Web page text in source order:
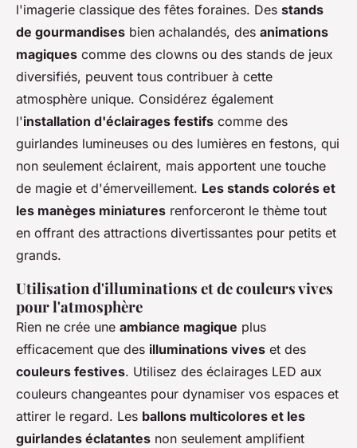
l'imagerie classique des fêtes foraines. Des stands
de gourmandises bien achalandés, des animations
magiques comme des clowns ou des stands de jeux
diversifiés, peuvent tous contribuer à cette
atmosphère unique. Considérez également
l'installation d'éclairages festifs comme des
guirlandes lumineuses ou des lumières en festons, qui
non seulement éclairent, mais apportent une touche
de magie et d'émerveillement. Les stands colorés et
les manèges miniatures renforceront le thème tout
en offrant des attractions divertissantes pour petits et
grands.
Utilisation d'illuminations et de couleurs vives
pour l'atmosphère
Rien ne crée une ambiance magique plus
efficacement que des illuminations vives et des
couleurs festives. Utilisez des éclairages LED aux
couleurs changeantes pour dynamiser vos espaces et
attirer le regard. Les ballons multicolores et les
guirlandes éclatantes non seulement amplifient